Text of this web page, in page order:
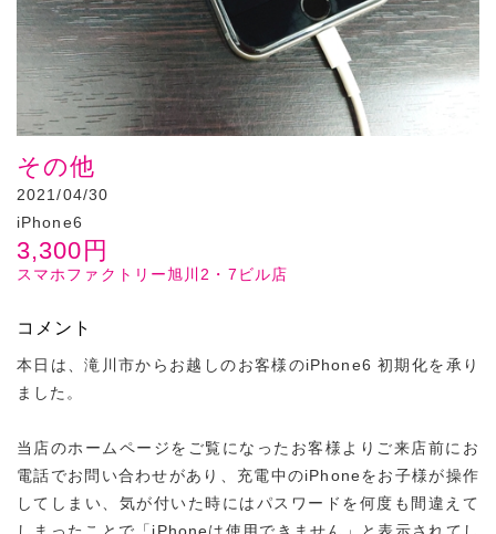
その他
2021/04/30
iPhone6
3,300 円
スマホファクトリー旭川2・7ビル店
コメント
本日は、滝川市からお越しのお客様のiPhone6 初期化を承り
ました。
当店のホームページをご覧になったお客様よりご来店前にお
電話でお問い合わせがあり、充電中のiPhoneをお子様が操作
してしまい、気が付いた時にはパスワードを何度も間違えて